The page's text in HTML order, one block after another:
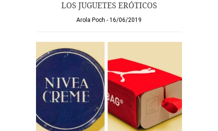
LOS JUGUETES ERÓTICOS
Arola Poch 16/06/2019